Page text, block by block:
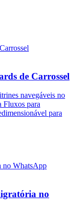
de Carrossel
navegáveis no
Fluxos para
para
no